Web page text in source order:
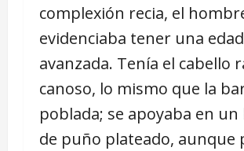
complexión recia, el
evidenciaba tener una edad
avanzada. Tenía el cabello
canoso, lo mismo que la
poblada; se apoyaba en
de puño plateado, aunque